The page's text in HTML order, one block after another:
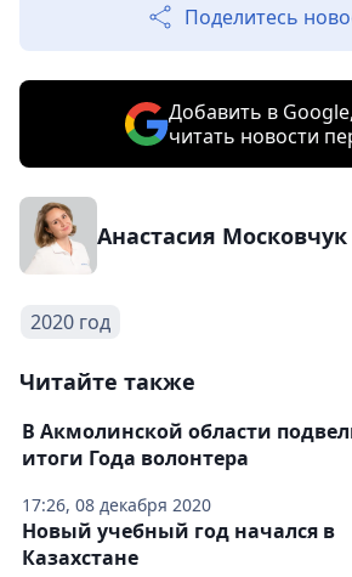
Поделитесь
Добавить в
читать новости
Анастасия Московчук
2020 год
Читайте также
17:26, 08 декабря 2020
В Акмолинской области
итоги Года волонтера
Новый учебный год начался в
Казахстане